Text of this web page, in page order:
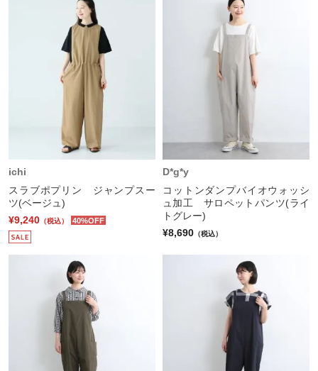
ichi
スラブポプリン ジャンプスー
ツ(ベージュ)
¥9,240 （税込） 40%OFF
D*g*y
コットンダンプバイオウォッシ
ュ加工 サロペットパンツ(ライ
トグレー)
¥8,690 （税込）